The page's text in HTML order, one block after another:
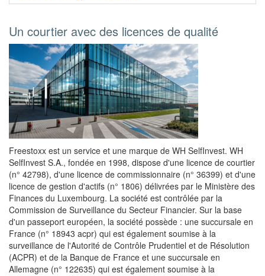
Un courtier avec des licences de qualité
Freestoxx est un service et une marque de WH SelfInvest. WH
SelfInvest S.A., fondée en 1998, dispose d'une licence de courtier
(n° 42798), d'une licence de commissionnaire (n° 36399) et d'une
licence de gestion d'actifs (n° 1806) délivrées par le Ministère des
Finances du Luxembourg. La société est contrôlée par la
Commission de Surveillance du Secteur Financier. Sur la base
d'un passeport européen, la société possède : une succursale en
France (n° 18943 acpr) qui est également soumise à la
surveillance de l'Autorité de Contrôle Prudentiel et de Résolution
(ACPR) et de la Banque de France et une succursale en
Allemagne (n° 122635) qui est également soumise à la